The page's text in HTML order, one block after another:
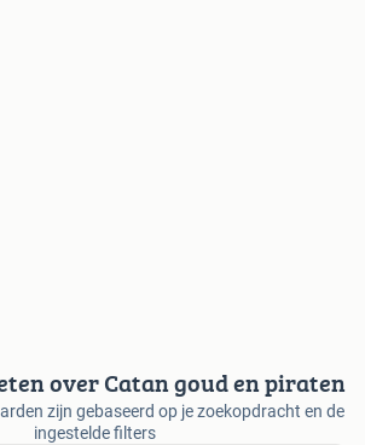
over Catan goud en piraten
zijn gebaseerd op je zoekopdracht en de
ingestelde filters